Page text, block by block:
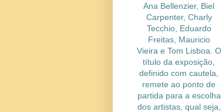
Ana Bellenzier, Biel
Carpenter, Charly
Tecchio, Eduardo
Freitas, Mauricio
Vieira e Tom Lisboa. O
título da exposição,
definido com cautela,
remete ao ponto de
partida para a escolha
dos artistas, qual seja,